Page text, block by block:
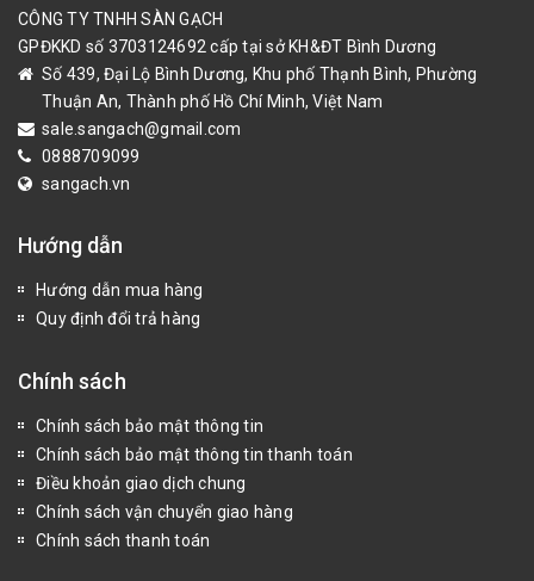
CÔNG TY TNHH SÀN GẠCH
GPĐKKD số 3703124692 cấp tại sở KH&ĐT Bình Dương
Số 439, Đại Lộ Bình Dương, Khu phố Thạnh Bình, Phường
Thuận An, Thành phố Hồ Chí Minh, Việt Nam
sale.sangach@gmail.com
0888709099
sangach.vn
Hướng dẫn
Hướng dẫn mua hàng
Quy định đổi trả hàng
Chính sách
Chính sách bảo mật thông tin
Chính sách bảo mật thông tin thanh toán
Điều khoản giao dịch chung
Chính sách vận chuyển giao hàng
Chính sách thanh toán